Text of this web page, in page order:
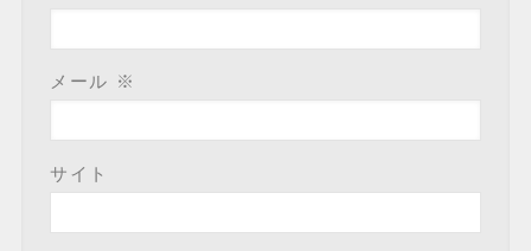
メール ※
サイト